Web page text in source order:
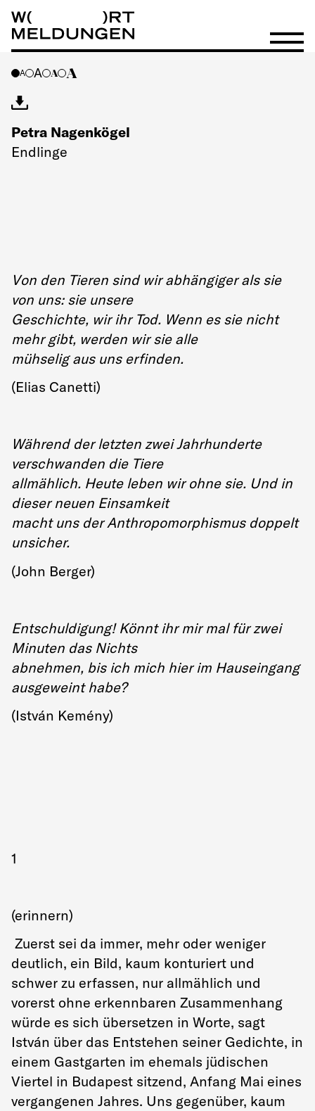
Wortmeldungen
A A A A
Petra Nagenkögel
Endlinge
Von den Tieren sind wir abhängiger als sie
von uns: sie unsere
Geschichte, wir ihr Tod. Wenn es sie nicht
mehr gibt, werden wir sie alle
mühselig aus uns erfinden.
(Elias Canetti)
Während der letzten zwei Jahrhunderte
verschwanden die Tiere
allmählich. Heute leben wir ohne sie. Und in
dieser neuen Einsamkeit
macht uns der Anthropomorphismus doppelt
unsicher.
(John Berger)
Entschuldigung! Könnt ihr mir mal für zwei
Minuten das Nichts
abnehmen, bis ich mich hier im Hauseingang
ausgeweint habe?
(István Kemény)
1
(erinnern)
Zuerst sei da immer, mehr oder weniger
deutlich, ein Bild, kaum konturiert und
schwer zu erfassen, nur allmählich und
vorerst ohne erkennbaren Zusammenhang
würde es sich übersetzen in Worte, sagt
István über das Entstehen seiner Gedichte, in
einem Gastgarten im ehemals jüdischen
Viertel in Budapest sitzend, Anfang Mai eines
vergangenen Jahres. Uns gegenüber, kaum